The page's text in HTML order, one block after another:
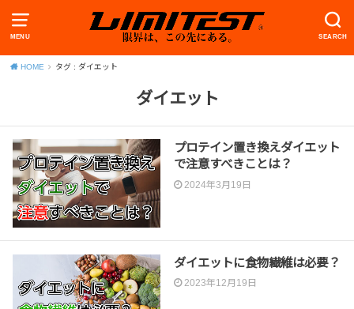
MENU SEARCH
HOME タグ : ダイエット
ダイエット
プロテイン置き換えダイエット
で注意すべきことは？
2024年3月19日
ダイエットに食物繊維は必要？
2023年12月19日